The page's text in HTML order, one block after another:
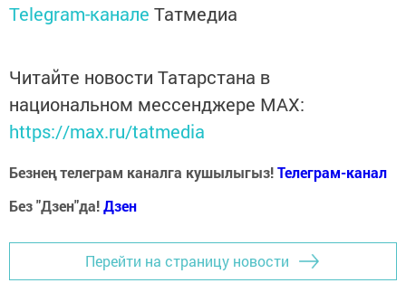
Telegram-канале Татмедиа
Читайте новости Татарстана в
национальном мессенджере MАХ:
https://max.ru/tatmedia
Безнең телеграм каналга кушылыгыз!Телеграм-канал
Без "Дзен"да!Дзен
Перейти на страницу новости